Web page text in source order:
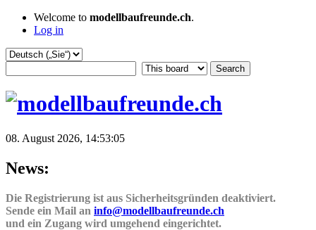
Welcome to modellbaufreunde.ch.
Log in
08. August 2026, 14:53:05
News:
Die Registrierung ist aus Sicherheitsgründen deaktiviert.
Sende ein Mail an info@modellbaufreunde.ch
und ein Zugang wird umgehend eingerichtet.